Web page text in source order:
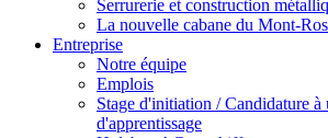
Serrurerie et construction
La nouvelle cabane du Mont-
Entreprise
Notre équipe
Emplois
Stage d'initiation / Candidature à
d'apprentissage